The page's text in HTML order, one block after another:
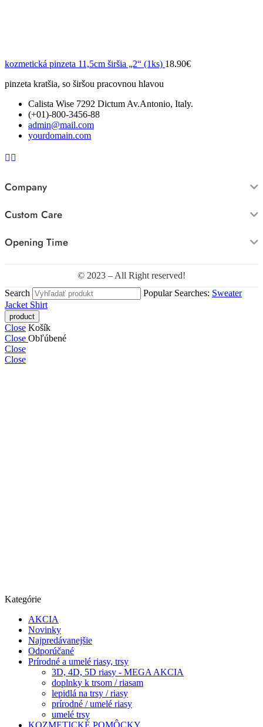
kozmetická pinzeta 11,5cm širšia „2“ (1ks) 18.90€
pinzeta kratšia, so širšou pracovnou hlavou
Calista Wise 7292 Dictum Av.Antonio, Italy.
(+01)-800-3456-88
admin@mail.com
yourdomain.com
Company
Custom Care
Opening Time
© 2023 – All Right reserved!
Search
Popular Searches: Sweater
Jacket Shirt
Close Košík
Close Obľúbené
Close
Close
Kategórie
AKCIA
Novinky
Najpredávanejšie
Odporúčané
Prírodné a umelé riasy, trsy
3D, 4D, 5D riasy - MEGA AKCIA
doplnky k trsom / riasam
lepidlá na trsy / riasy
prírodné / umelé riasy
umelé trsy
KOZMETICKÉ POMÔCKY